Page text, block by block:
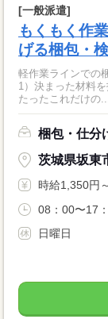
[一般派遣]
もくもく作
げる梱包・
軽作業ラインでの梱包・
1）決まった材料
たったこれだけの...
梱包・仕分
茨城県坂東
時給1,350円～
08：00〜17
日曜日